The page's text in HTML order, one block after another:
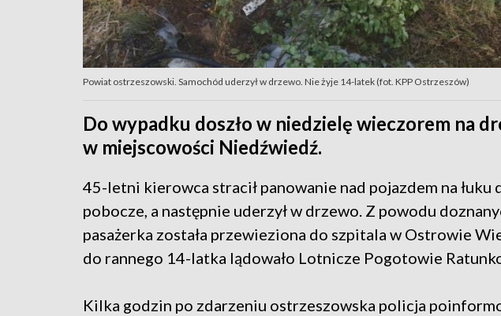
Powiat ostrzeszowski. Samochód uderzył w drzewo. Nie żyje 14-latek (fot. KPP Ostrzeszów)
Do wypadku doszło w niedzielę wieczorem na
w miejscowości Niedźwiedź.
45-letni kierowca stracił panowanie nad pojazdem na łuku
pobocze, a następnie uderzył w drzewo. Z powodu
pasażerka została przewieziona do szpitala w Ostrowie
do rannego 14-latka lądowało Lotnicze Pogotowie
Kilka godzin po zdarzeniu ostrzeszowska policja